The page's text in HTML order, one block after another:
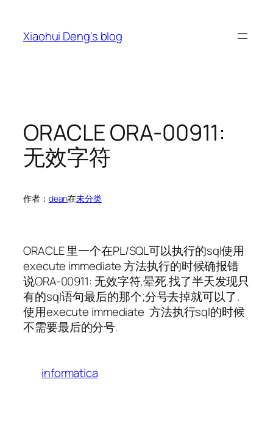
Xiaohui Deng's blog
ORACLE ORA-00911:
无效字符
作者： dean在未分类
ORACLE 里一个在PL/SQL可以执行的sql使用
execute immediate 方法执行的时候确报错
说ORA-00911: 无效字符,晕死.找了半天发现只
有的sql语句最后的那个;分号去掉就可以了.
使用execute immediate 方法执行sql的时候
不需要最后的分号.
informatica